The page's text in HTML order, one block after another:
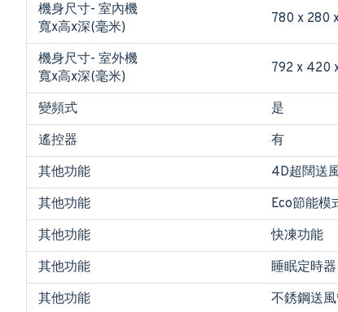
機身尺寸- 室內機
寬x高x深(毫米)
780 x 280
機身尺寸- 室外機
寬x高x深(毫米)
792 x 420
變頻式
是
遙控器
有
其他功能
4D超闊送
其他功能
Eco節能模
其他功能
快凍功能
其他功能
睡眠定時器
其他功能
不銹鋼送